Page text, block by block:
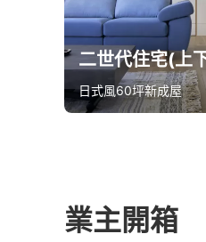
二世代住宅(上
日式風60坪新成屋
業主開箱